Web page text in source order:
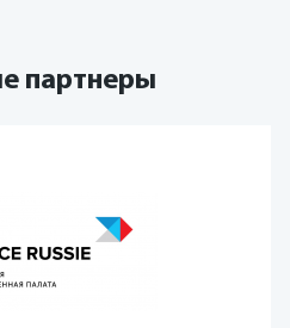
партнеры